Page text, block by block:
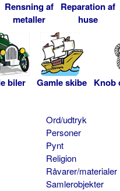
Rensning af
metaller
Reparation af
huse
biler Gamle skibe Knob
Ord/udtryk
Personer
Pynt
Religion
Råvarer/materialer
Samlerobjekter